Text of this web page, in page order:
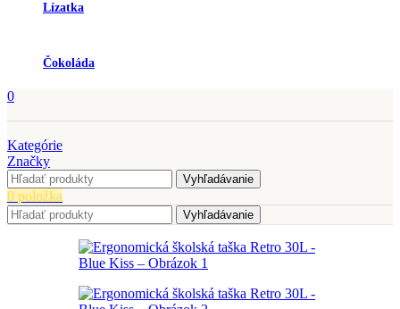
Lízatka
Čokoláda
0
Kategórie
Značky
Vyhľadávanie
0 položka
Vyhľadávanie